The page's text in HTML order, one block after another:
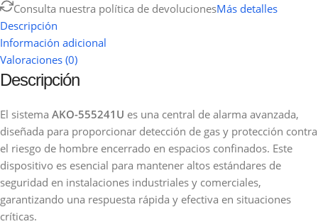
Consulta nuestra política de devolucionesMás detalles
Descripción
Información adicional
Valoraciones (0)
Descripción
El sistema AKO-555241U es una central de alarma avanzada,
diseñada para proporcionar detección de gas y protección contra
el riesgo de hombre encerrado en espacios confinados. Este
dispositivo es esencial para mantener altos estándares de
seguridad en instalaciones industriales y comerciales,
garantizando una respuesta rápida y efectiva en situaciones
críticas.